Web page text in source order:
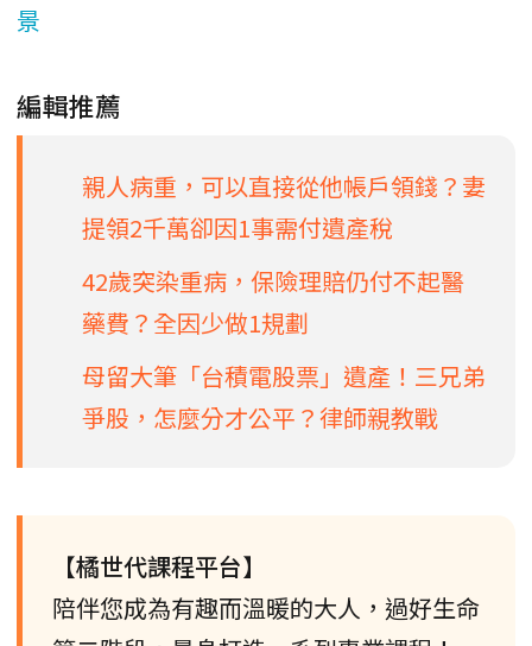
景
編輯推薦
親人病重，可以直接從他帳戶領錢？妻
提領2千萬卻因1事需付遺產稅
42歲突染重病，保險理賠仍付不起醫
藥費？全因少做1規劃
母留大筆「台積電股票」遺產！三兄弟
爭股，怎麼分才公平？律師親教戰
【橘世代課程平台】
陪伴您成為有趣而溫暖的大人，過好生命